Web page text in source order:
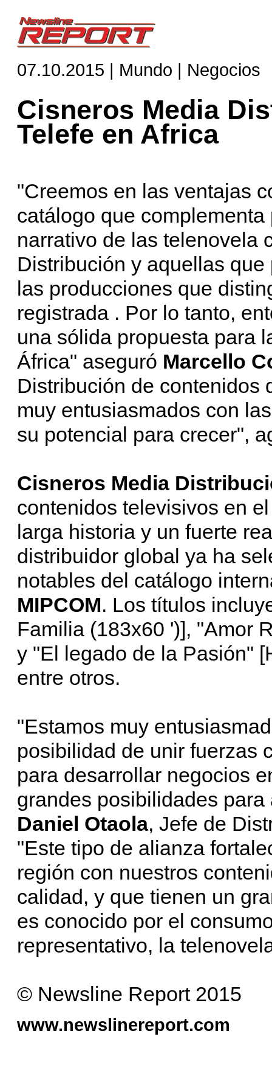
07.10.2015 | Mundo | Negocios
Cisneros Media
Telefe en Africa
"Creemos en las ventajas
catálogo que
narrativo de las telenovela
Distribución y aquellas
las producciones que
registrada . Por lo tanto,
una sólida propuesta para
África" aseguró Marcello
Distribución de contenidos
muy entusiasmados con
su potencial para crecer",
Cisneros Media
contenidos televisivos en
larga historia y un fuerte
distribuidor global ya ha
notables del catálogo
MIPCOM. Los títulos
Familia (183x60 ')], "Amor
y "El legado de la Pasión"
entre otros.
"Estamos muy
posibilidad de unir fuerzas
para desarrollar negocios
grandes posibilidades
Daniel Otaola, Jefe de
"Este tipo de alianza
región con nuestros
calidad, y que tienen un
es conocido por el
representativo, la
© Newsline Report 2015
www.newslinereport.com